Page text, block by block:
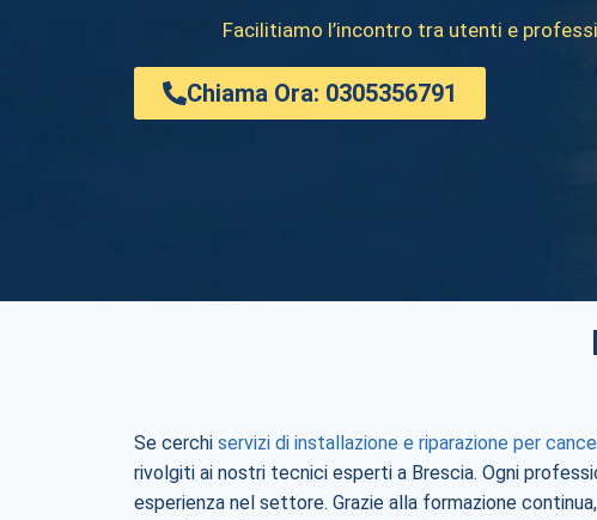
Facilitiamo l’incontro tra utenti e
Chiama Ora: 0305356791
Se cerchi servizi di installazione e riparazione per
rivolgiti ai nostri tecnici esperti a Brescia. Ogni
esperienza nel settore. Grazie alla formazione